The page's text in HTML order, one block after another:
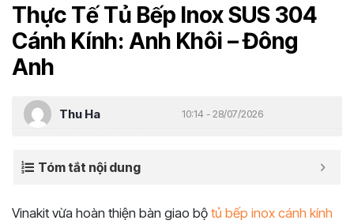
Thực Tế Tủ Bếp Inox SUS 304
Cánh Kính: Anh Khôi – Đông
Anh
Thu Ha 10:14 - 28/07/2026
Tóm tắt nội dung
Vinakit vừa hoàn thiện bàn giao bộ tủ bếp inox cánh kính